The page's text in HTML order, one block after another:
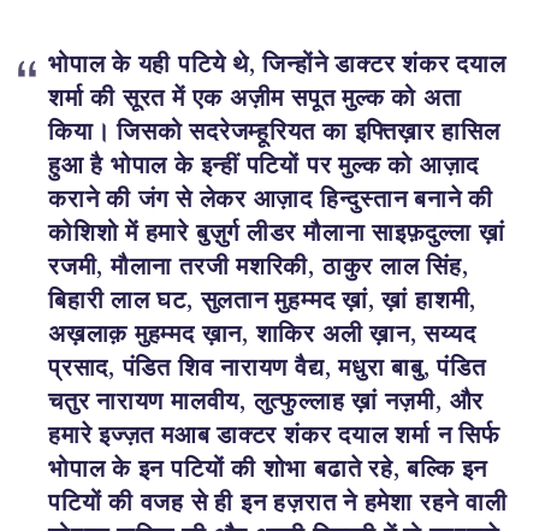
भोपाल के यही पटिये थे, जिन्होंने डाक्टर शंकर दयाल
शर्मा की सूरत में एक अज़ीम सपूत मुल्क को अता
किया। जिसको सदरेजम्हूरियत का इफ्तिख़ार हासिल
हुआ है भोपाल के इन्हीं पटियों पर मुल्क को आज़ाद
कराने की जंग से लेकर आज़ाद हिन्दुस्तान बनाने की
कोशिशो में हमारे बुज़ुर्ग लीडर मौलाना साइफ़दुल्ला ख़ां
रजमी, मौलाना तरजी मशरिकी, ठाकुर लाल सिंह,
बिहारी लाल घट, सुलतान मुहम्मद ख़ां, ख़ां हाशमी,
अख़लाक़ मुहम्मद ख़ान, शाकिर अली ख़ान, सय्यद
प्रसाद, पंडित शिव नारायण वैद्य, मधुरा बाबु, पंडित
चतुर नारायण मालवीय, लुत्फुल्लाह ख़ां नज़मी, और
हमारे इज्ज़त मआब डाक्टर शंकर दयाल शर्मा न सिर्फ
भोपाल के इन पटियों की शोभा बढाते रहे, बल्कि इन
पटियों की वजह से ही इन हज़रात ने हमेशा रहने वाली